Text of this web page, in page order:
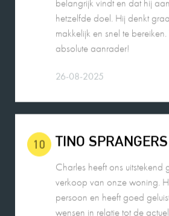
makkelijk en snel te
absolute aanrader!
26-08-2025
TINO SPRANGERS
Charles heeft ons uitstekend
persoon en heeft goed
wensen in relatie tot de
verkoop verliep